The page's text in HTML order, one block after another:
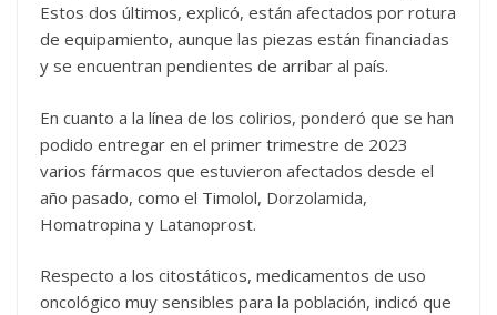
Estos dos últimos, explicó, están afectados por rotura
de equipamiento, aunque las piezas están financiadas
y se encuentran pendientes de arribar al país.
En cuanto a la línea de los colirios, ponderó que se han
podido entregar en el primer trimestre de 2023
varios fármacos que estuvieron afectados desde el
año pasado, como el Timolol, Dorzolamida,
Homatropina y Latanoprost.
Respecto a los citostáticos, medicamentos de uso
oncológico muy sensibles para la población, indicó que